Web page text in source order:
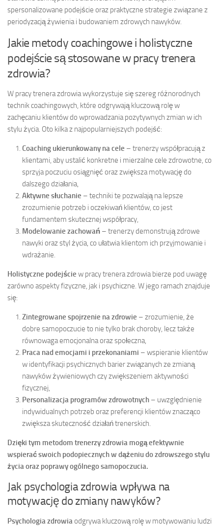
spersonalizowane podejście oraz praktyczne strategie związane z
periodyzacją żywienia i budowaniem zdrowych nawyków.
Jakie metody coachingowe i holistyczne
podejście są stosowane w pracy trenera
zdrowia?
W pracy trenera zdrowia wykorzystuje się szereg różnorodnych
technik coachingowych, które odgrywają kluczową rolę w
zachęcaniu klientów do wprowadzania pozytywnych zmian w ich
stylu życia. Oto kilka z najpopularniejszych podejść:
Coaching ukierunkowany na cele – trenerzy współpracują z
klientami, aby ustalić konkretne i mierzalne cele zdrowotne, co
sprzyja poczuciu osiągnięć oraz zwiększa motywację do
dalszego działania,
Aktywne słuchanie – techniki te pozwalają na lepsze
zrozumienie potrzeb i oczekiwań klientów, co jest
fundamentem skutecznej współpracy,
Modelowanie zachowań – trenerzy demonstrują zdrowe
nawyki oraz styl życia, co ułatwia klientom ich przyjmowanie i
wdrażanie.
Holistyczne podejście w pracy trenera zdrowia bierze pod uwagę
zarówno aspekty fizyczne, jak i psychiczne. W jego ramach znajduje
się:
Zintegrowane spojrzenie na zdrowie – zrozumienie, że
dobre samopoczucie to nie tylko brak choroby, lecz także
równowaga emocjonalna oraz społeczna,
Praca nad emocjami i przekonaniami – wspieranie klientów
w identyfikacji psychicznych barier związanych ze zmianą
nawyków żywieniowych czy zwiększeniem aktywności
fizycznej,
Personalizacja programów zdrowotnych – uwzględnienie
indywidualnych potrzeb oraz preferencji klientów znacząco
zwiększa skuteczność działań trenerskich.
Dzięki tym metodom trenerzy zdrowia mogą efektywnie
wspierać swoich podopiecznych w dążeniu do zdrowszego stylu
życia oraz poprawy ogólnego samopoczucia.
Jak psychologia zdrowia wpływa na
motywację do zmiany nawyków?
Psychologia zdrowiaodgrywa kluczową rolę w motywowaniu ludzi